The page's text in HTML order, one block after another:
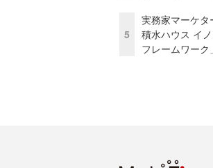
5
実務家マーケタ
積水ハウス イ
フレームワーク」